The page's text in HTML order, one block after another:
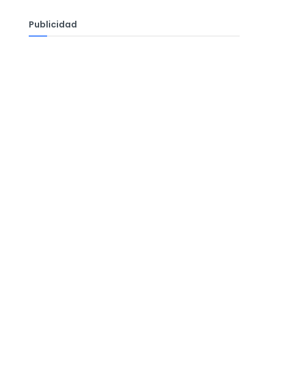
Publicidad